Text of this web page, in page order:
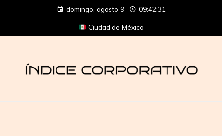
domingo, agosto 9 09:42:31
Ciudad de México